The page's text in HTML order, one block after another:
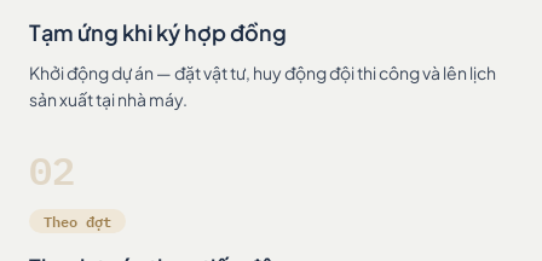
Tạm ứng khi ký hợp đồng
Khởi động dự án — đặt vật tư, huy động đội thi công và lên lịch
sản xuất tại nhà máy.
02
Theo đợt